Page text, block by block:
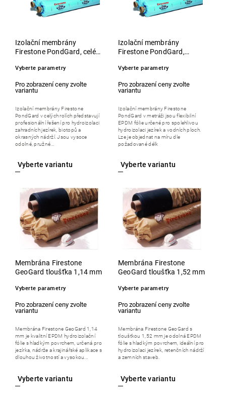
Izolační membrány
Firestone PondGard, celé
Vyberte parametry
Izolační membrány Firestone
PondGard v celých rolích představují
profesionální řešení pro hydroizolaci
zahradních jezírek, biotopů a
okrasných nádrží. Jsou vysoce
odolné, pružné...
Izolační membrány
Firestone PondGard,
Vyberte parametry
Izolační membrány Firestone
PondGard v metráži jsou flexibilní
EPDM fólie určené pro spolehlivou
hydroizolaci jezírek a vodních ploch.
Lze je objednat na míru dle
požadované délk
Membrána Firestone
GeoGard tloušťka 1,14 mm
Vyberte parametry
Membrána Firestone GeoGard 1,14
mm je kvalitní EPDM hydroizolační
fólie s hladkým povrchem, určená pro
jezírka, nádrže a krajinářské aplikace s
dlouhou životností a vysokou...
Membrána Firestone
GeoGard tloušťka 1,52 mm
Vyberte parametry
Membrána Firestone GeoGard s
tloušťkou 1,52 mm je odolná EPDM
fólie s hladkým povrchem, ideální pro
hydroizolaci jezírek, retenčních nádrží
a zemních staveb.